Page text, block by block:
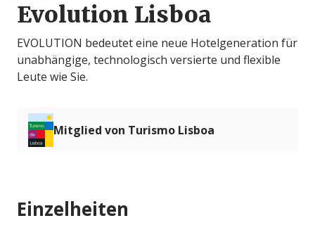
Evolution Lisboa
EVOLUTION bedeutet eine neue Hotelgeneration für
unabhängige, technologisch versierte und flexible
Leute wie Sie.
Mitglied von Turismo Lisboa
Einzelheiten